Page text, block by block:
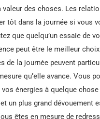
valeur des choses. Les
tôt dans la journée si vous
que quelqu’un essaie de
peut être le meilleur
de la journée peuvent
qu’elle avance. Vous
énergies à quelque
un plus grand dévouement
êtes en mesure de